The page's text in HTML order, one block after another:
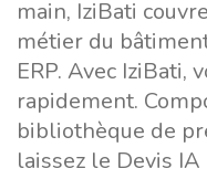
main, IziBati
métier du
ERP. Avec IziBati,
rapidement.
bibliothèque de
laissez le Devis